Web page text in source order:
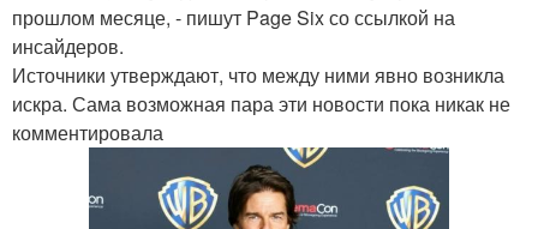
прошлом месяце, - пишут Page Six со ссылкой на
инсайдеров.
Источники утверждают, что между ними явно возникла
искра. Сама возможная пара эти новости пока никак не
комментировала